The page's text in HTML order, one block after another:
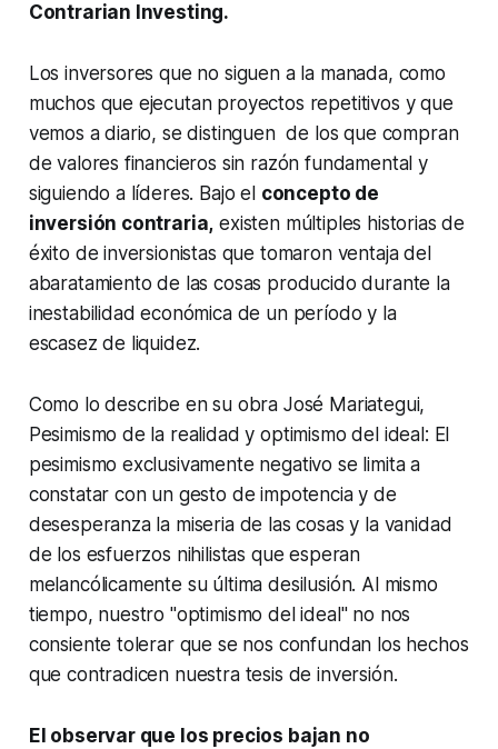
Contrarian Investing.
Los inversores que no siguen a la manada, como
muchos que ejecutan proyectos repetitivos y que
vemos a diario, se distinguen de los que compran
de valores financieros sin razón fundamental y
siguiendo a líderes. Bajo el concepto de
inversión contraria, existen múltiples historias de
éxito de inversionistas que tomaron ventaja del
abaratamiento de las cosas producido durante la
inestabilidad económica de un período y la
escasez de liquidez.
Como lo describe en su obra José Mariategui,
Pesimismo de la realidad y optimismo del ideal : El
pesimismo exclusi­vamente negativo se limita a
constatar con un gesto de impotencia y de
desesperanza la mise­ria de las cosas y la vanidad
de los esfuerzos nihilistas que esperan
melancólicamente su última desilusión. Al mismo
tiempo, nuestro "optimismo del ideal" no nos
consiente tolerar que se nos confundan los hechos
que contradicen nuestra tesis de inversión.
El observar que los precios bajan no